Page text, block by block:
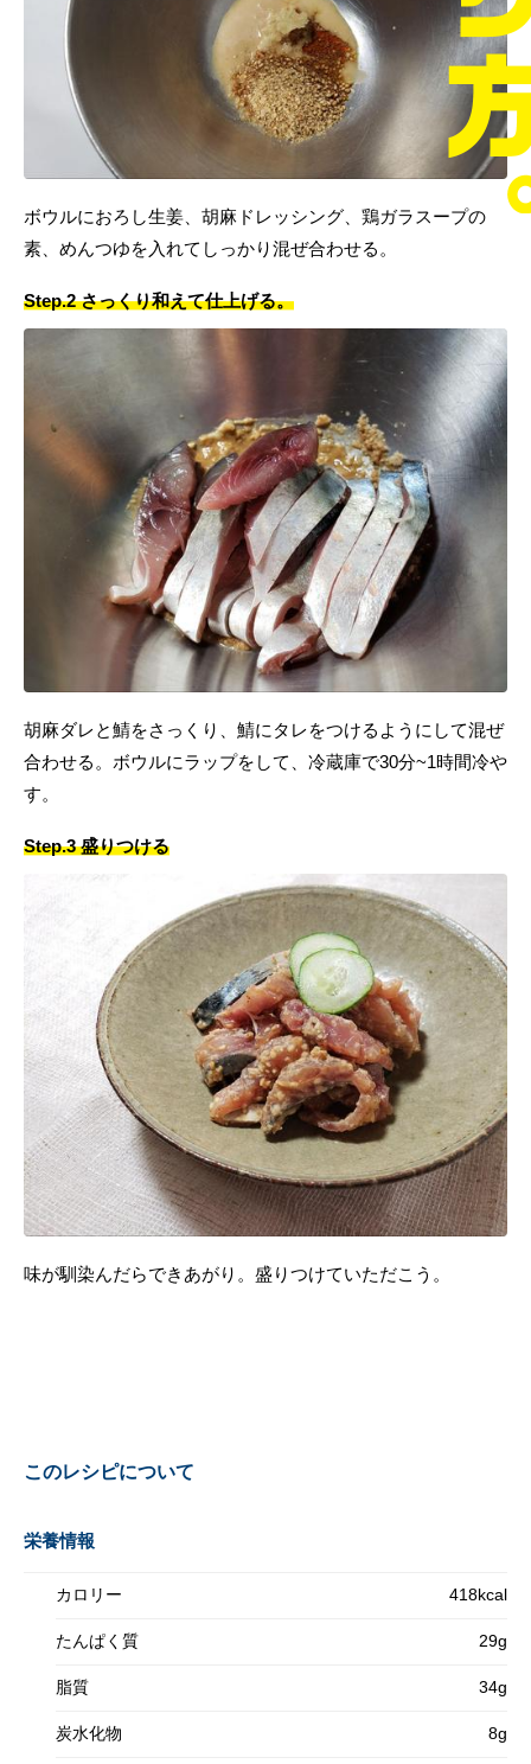
ボウルにおろし生姜、胡麻ドレッシング、鶏ガラスープの
素、めんつゆを入れてしっかり混ぜ合わせる。
Step.2 さっくり和えて仕上げる。
胡麻ダレと鯖をさっくり、鯖にタレをつけるようにして混ぜ
合わせる。ボウルにラップをして、冷蔵庫で30分~1時間冷や
す。
Step.3 盛りつける
味が馴染んだらできあがり。盛りつけていただこう。
このレシピについて
栄養情報
カロリー 418kcal
たんぱく質 29g
脂質 34g
炭水化物 8g